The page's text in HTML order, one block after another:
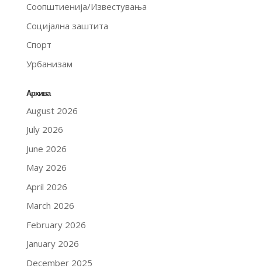
Соопштиенија/Известувања
Социјална заштита
Спорт
Урбанизам
Архива
August 2026
July 2026
June 2026
May 2026
April 2026
March 2026
February 2026
January 2026
December 2025